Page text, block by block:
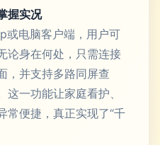
握实况
或电脑客户端，用户可
论身在何处，只需连接
，并支持多路同屏查
一功能让家庭看护、
常便捷，真正实现了“千